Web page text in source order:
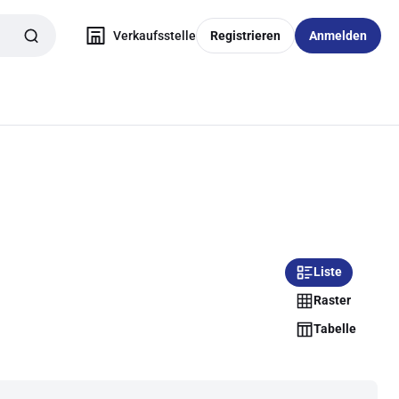
Verkaufsstelle Registrieren Anmelden
Liste
Raster
Tabelle